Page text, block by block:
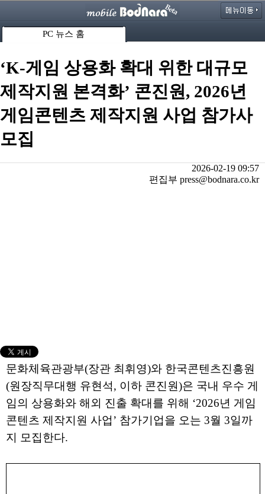
PC 뉴스 홈
‘K-게임 상용화 확대 위한 대규모
제작지원 본격화’ 콘진원, 2026년
게임콘텐츠 제작지원 사업 참가사
모집
2026-02-19 09:57
편집부 press@bodnara.co.kr
문화체육관광부(장관 최휘영)와 한국콘텐츠진흥원
(원장직무대행 유현석, 이하 콘진원)은 국내 우수 게
임의 상용화와 해외 진출 확대를 위해 ‘2026년 게임
콘텐츠 제작지원 사업’ 참가기업을 오는 3월 3일까
지 모집한다.